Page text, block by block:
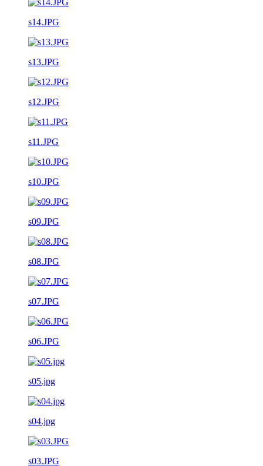
s14.JPG
s13.JPG
s12.JPG
s11.JPG
s10.JPG
s09.JPG
s08.JPG
s07.JPG
s06.JPG
s05.jpg
s04.jpg
s03.JPG